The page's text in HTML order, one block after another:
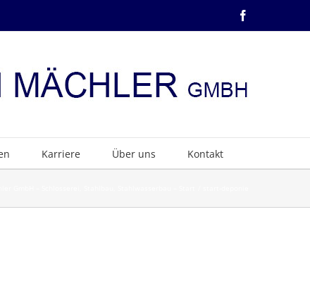
Karriere Über uns Kontakt